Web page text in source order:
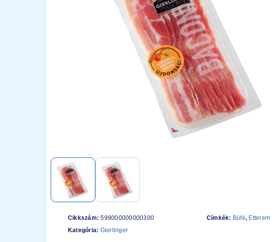
Cikkszám:599000000000300
Kategória: Gierlinger
Címkék: Büfé, Étterem